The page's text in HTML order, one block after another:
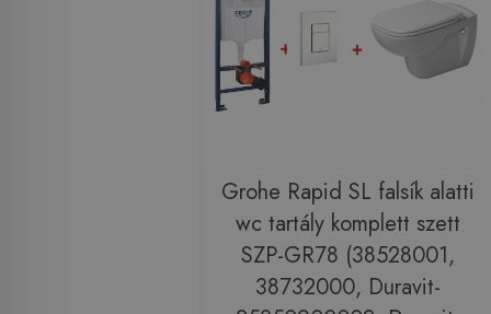
Grohe Rapid SL falsík alatti
wc tartály komplett szett
SZP-GR78 (38528001,
38732000, Duravit-